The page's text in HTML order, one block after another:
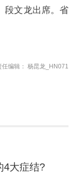
段文龙出席。省
编辑： 杨昆龙_HN071
4大症结?